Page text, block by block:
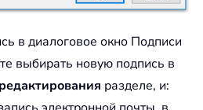
в диалоговое окно Подписи
выбирать новую подпись в
разделе, и: